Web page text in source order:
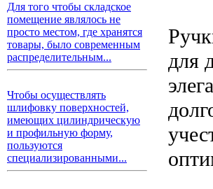
Для того чтобы складское
помещение являлось не
просто местом, где хранятся
товары, было современным
распределительным...
Чтобы осуществлять
шлифовку поверхностей,
имеющих цилиндрическую
и профильную форму,
пользуются
специализированными...
для